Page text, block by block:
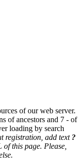
of our web server.
of ancestors and 7 - of
loading by search
registration, add text ?
this page. Please,